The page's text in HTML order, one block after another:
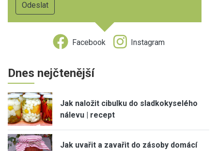
Facebook Instagram
Dnes nejčtenější
Jak naložit cibulku do sladkokyselého
nálevu | recept
Jak uvařit a zavařit do zásoby domácí